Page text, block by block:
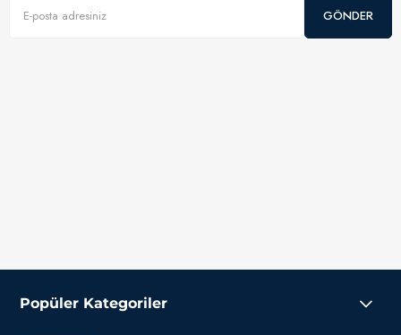
GÖNDER
Popüler Kategoriler